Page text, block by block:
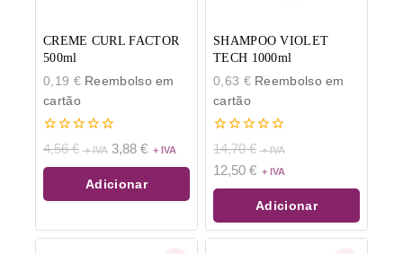
CREME CURL FACTOR
500ml
0,19 €Reembolso em
cartão
0
de
5
4,56€ 3,88 €
Adicionar
SHAMPOO VIOLET
TECH 1000ml
0,63 €Reembolso em
cartão
0
de
5
14,70€
12,50 €
Adicionar